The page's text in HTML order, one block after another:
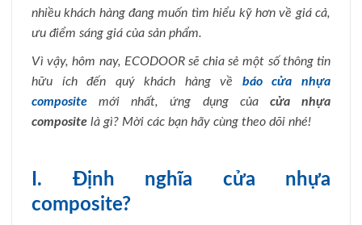
nhiều khách hàng đang muốn tìm hiểu kỹ hơn về giá cả,
ưu điểm sáng giá của sản phẩm.
Vì vậy, hôm nay, ECODOOR sẽ chia sẻ một số thông tin
hữu ích đến quý khách hàng về báo cửa nhựa
composite mới nhất, ứng dụng của cửa nhựa
composite là gì? Mời các bạn hãy cùng theo dõi nhé!
I. Định nghĩa cửa nhựa
composite?